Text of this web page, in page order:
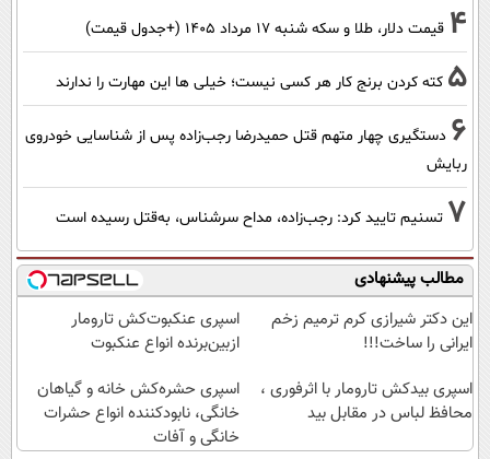
4 قیمت دلار، طلا و سکه شنبه ۱۷ مرداد ۱۴۰۵ (+جدول قیمت)
5 کته کردن برنج کار هر کسی نیست؛ خیلی ها این مهارت را ندارند
6 دستگیری چهار متهم قتل حمیدرضا رجب‌زاده پس از شناسایی خودروی
ربایش
7 تسنیم تایید کرد: رجب‌زاده، مداح سرشناس، به‌قتل رسیده است
مطالب پیشنهادی
این دکتر شیرازی کرم ترمیم زخم
ایرانی را ساخت!!!
اسپری عنکبوت‌‌کش تارومار
ازبین‌برنده انواع عنکبوت
اسپری بیدکش تارومار با اثرفوری ،
محافظ لباس در مقابل بید
اسپری حشره‌کش خانه و گیاهان
خانگی، نابودکننده انواع حشرات
خانگی و آفات